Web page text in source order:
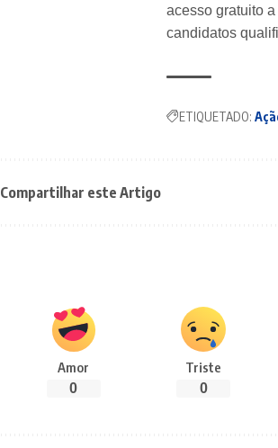
acesso gratuito
candidatos
ETIQUETADO:
Compartilhar este Artigo
Amor
0
Triste
0